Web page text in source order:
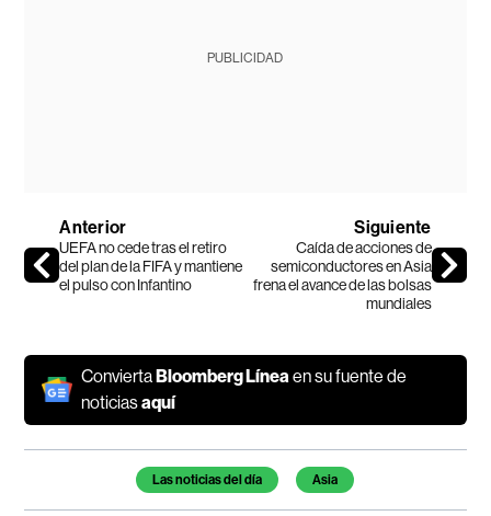
PUBLICIDAD
Anterior
UEFA no cede tras el retiro
del plan de la FIFA y mantiene
el pulso con Infantino
Siguiente
Caída de acciones de
semiconductores en Asia
frena el avance de las bolsas
mundiales
ConviertaBloomberg Línea en su fuente de
noticiasaquí
Temas de este artículo
Las noticias del día Asia